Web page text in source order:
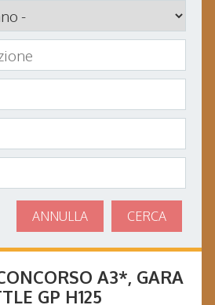
CERCA
ANNULLA
A3*, GARA
GP H125